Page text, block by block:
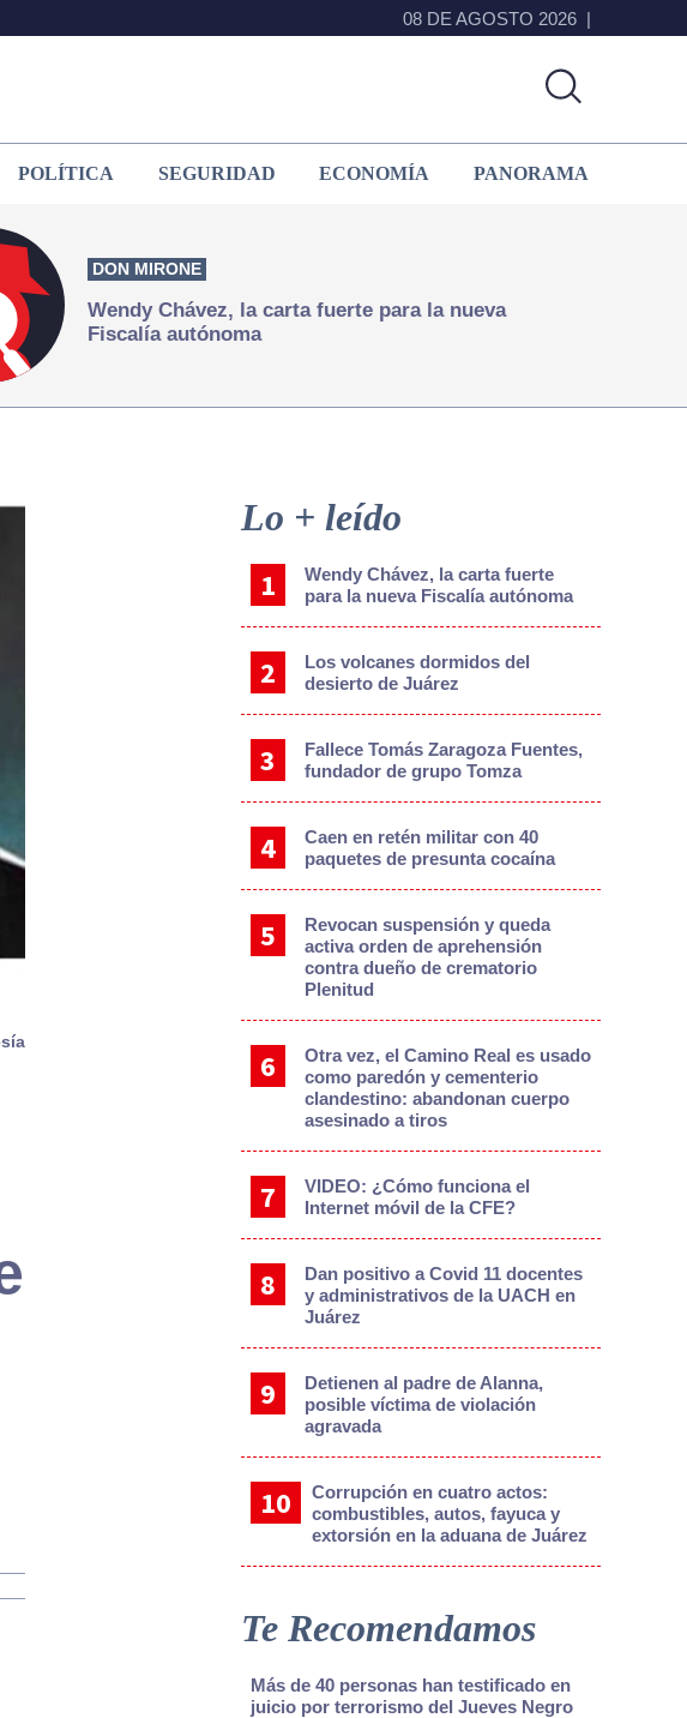
08 DE AGOSTO 2026
POLÍTICA SEGURIDAD ECONOMÍA PANORAMA
DON MIRONE
Wendy Chávez, la carta fuerte para la nueva
Fiscalía autónoma
Sidebar
Lo + leído
Wendy Chávez, la carta fuerte
para la nueva Fiscalía autónoma
Los volcanes dormidos del
desierto de Juárez
Fallece Tomás Zaragoza Fuentes,
fundador de grupo Tomza
Caen en retén militar con 40
paquetes de presunta cocaína
Revocan suspensión y queda
activa orden de aprehensión
contra dueño de crematorio
Plenitud
Otra vez, el Camino Real es usado
como paredón y cementerio
clandestino: abandonan cuerpo
asesinado a tiros
VIDEO: ¿Cómo funciona el
Internet móvil de la CFE?
Dan positivo a Covid 11 docentes
y administrativos de la UACH en
Juárez
Detienen al padre de Alanna,
posible víctima de violación
agravada
Corrupción en cuatro actos:
combustibles, autos, fayuca y
extorsión en la aduana de Juárez
Te Recomendamos
Más de 40 personas han testificado en
juicio por terrorismo del Jueves Negro